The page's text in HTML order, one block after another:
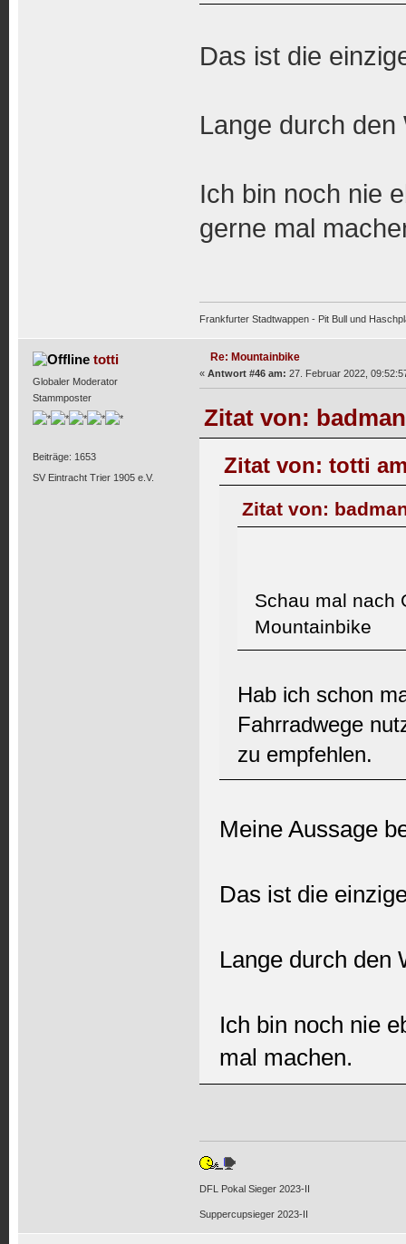
Das ist die
Lange durch
Ich bin noch nie
gerne mal
Frankfurter Stadtwappen - Pit Bull und
totti
Globaler Moderator
Stammposter
Beiträge: 1653
SV Eintracht Trier 1905 e.V.
Re: Mountainbike
« Antwort #46 am: 27. Februar 2022,
Zitat von:
Zitat von: totti
Zitat von:
Schau mal nach
Mountainbike
Hab ich schon
Fahrradwege
zu empfehlen.
Meine Aussage
Das ist die
Lange durch
Ich bin noch nie
mal machen.
DFL Pokal Sieger 2023-II
Suppercupsieger 2023-II